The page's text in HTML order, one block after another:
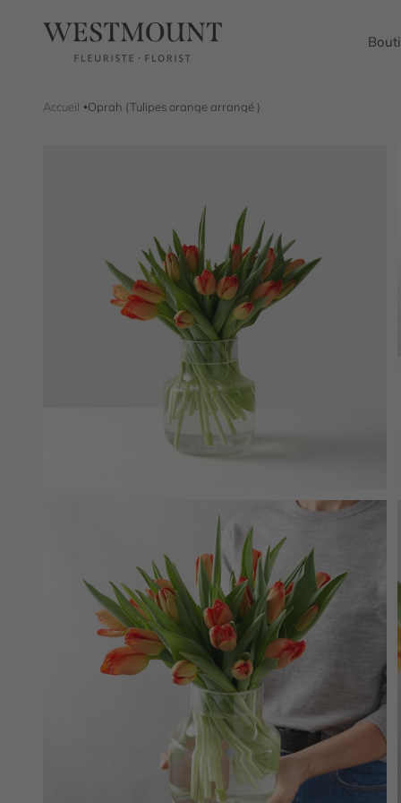
Westmount Florist
Accueil Oprah (Tulipes orange arrangé )